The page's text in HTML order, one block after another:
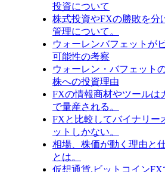
投資について
株式投資やFXの勝敗を分
管理について。
ウォーレンバフェットが
可能性の考察
ウォーレン・バフェット
株への投資理由
FXの情報商材やツールは
で量産される。
FXと比較してバイナリー
ットしかない。
相場、株価が動く理由と
とは。
仮想通貨,ビットコイン